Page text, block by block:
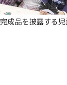
完成品を披露する